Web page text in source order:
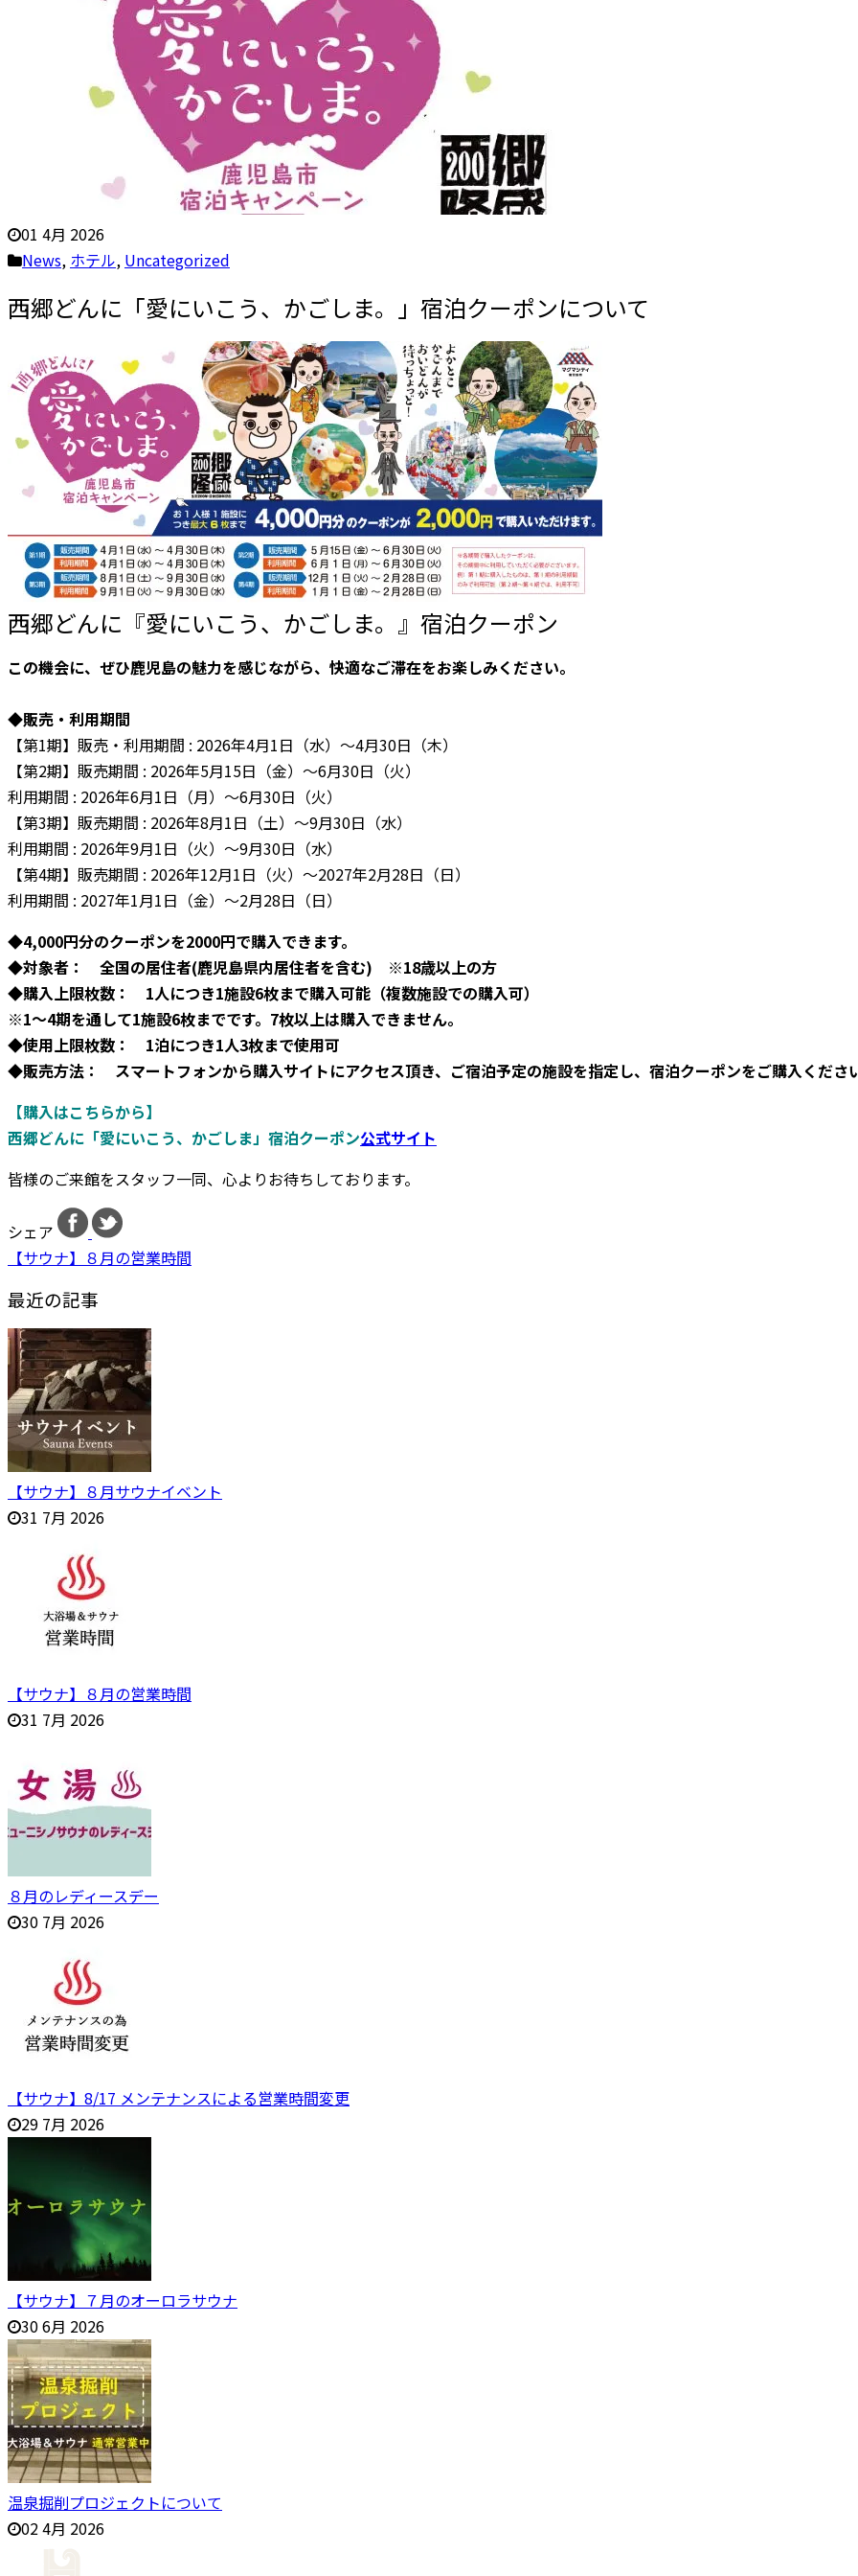
01 4月 2026
News, ホテル, Uncategorized
西郷どんに「愛にいこう、かごしま。」宿泊クーポンについて
西郷どんに『愛にいこう、かごしま。』宿泊クーポン
この機会に、ぜひ鹿児島の魅力を感じながら、快適なご滞在をお楽しみください。
◆販売・利用期間
【第1期】販売・利用期間 : 2026年4月1日（水）～4月30日（木）
【第2期】販売期間 : 2026年5月15日（金）～6月30日（火）
利用期間 : 2026年6月1日（月）～6月30日（火）
【第3期】販売期間 : 2026年8月1日（土）～9月30日（水）
利用期間 : 2026年9月1日（火）～9月30日（水）
【第4期】販売期間 : 2026年12月1日（火）～2027年2月28日（日）
利用期間 : 2027年1月1日（金）～2月28日（日）
◆4,000円分のクーポンを2000円で購入できます。
◆対象者： 全国の居住者(鹿児島県内居住者を含む) ※18歳以上の方
◆購入上限枚数： 1人につき1施設6枚まで購入可能（複数施設での購入可）
※1～4期を通して1施設6枚までです。7枚以上は購入できません。
◆使用上限枚数： 1泊につき1人3枚まで使用可
◆販売方法： スマートフォンから購入サイトにアクセス頂き、ご宿泊予定の施設を指定し、宿泊クーポンをご購入くださ
【購入はこちらから】
西郷どんに「愛にいこう、かごしま」宿泊クーポン公式サイト
皆様のご来館をスタッフ一同、心よりお待ちしております。
シェア
【サウナ】８月の営業時間
最近の記事
【サウナ】８月サウナイベント
31 7月 2026
【サウナ】８月の営業時間
31 7月 2026
８月のレディースデー
30 7月 2026
【サウナ】8/17 メンテナンスによる営業時間変更
29 7月 2026
【サウナ】７月のオーロラサウナ
30 6月 2026
温泉掘削プロジェクトについて
02 4月 2026